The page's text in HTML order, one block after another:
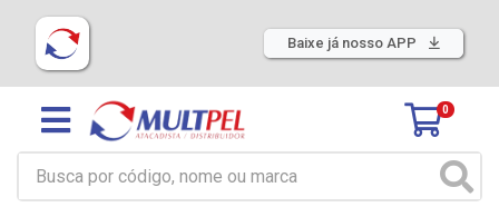
Baixe já nosso APP
0